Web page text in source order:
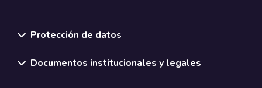
Protección de datos
Documentos institucionales y legales